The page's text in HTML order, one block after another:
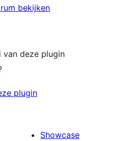
bekijken
van deze plugin
plugin
Showcase